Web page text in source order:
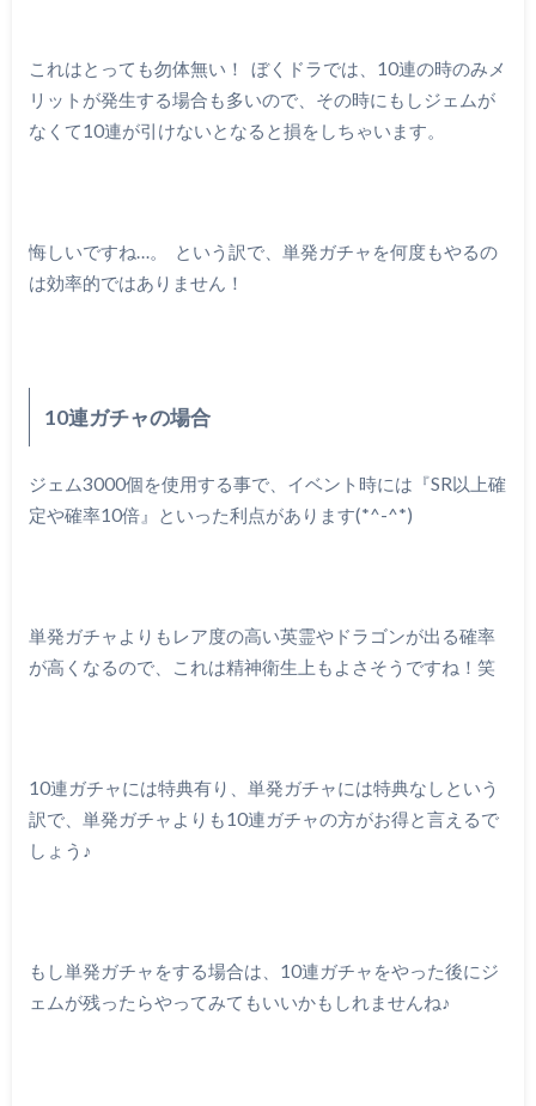
これはとっても勿体無い！ ぼくドラでは、10連の時のみメ
リットが発生する場合も多いので、その時にもしジェムが
なくて10連が引けないとなると損をしちゃいます。
悔しいですね…。 という訳で、単発ガチャを何度もやるの
は効率的ではありません！
10連ガチャの場合
ジェム3000個を使用する事で、イベント時には『SR以上確
定や確率10倍』といった利点があります(*^-^*)
単発ガチャよりもレア度の高い英霊やドラゴンが出る確率
が高くなるので、これは精神衛生上もよさそうですね！笑
10連ガチャには特典有り、単発ガチャには特典なしという
訳で、単発ガチャよりも10連ガチャの方がお得と言えるで
しょう♪
もし単発ガチャをする場合は、10連ガチャをやった後にジ
ェムが残ったらやってみてもいいかもしれませんね♪